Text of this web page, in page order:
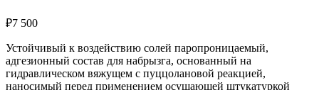
₽7 500
Устойчивый к воздействию солей паропроницаемый,
адгезионный состав для набрызга, основанный на
гидравлическом вяжущем с пуццолановой реакцией,
наносимый перед применением осушающей штукатуркой